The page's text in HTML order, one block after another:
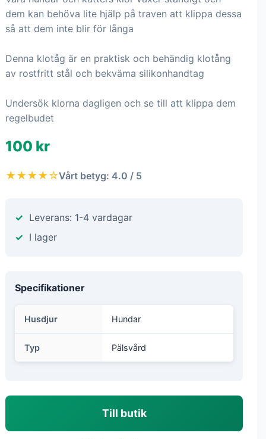
dem kan behöva lite hjälp på traven att klippa dessa
så att dem inte blir för långa
Denna klotåg är en praktisk och behändig klotång
av rostfritt stål och bekväma silikonhandtag
Undersök klorna dagligen och se till att klippa dem
regelbudet
100 kr
★★★★☆Vårt betyg: 4.0 / 5
Leverans: 1-4 vardagar
I lager
Specifikationer
Husdjur Hundar
Typ Pälsvård
Till butik